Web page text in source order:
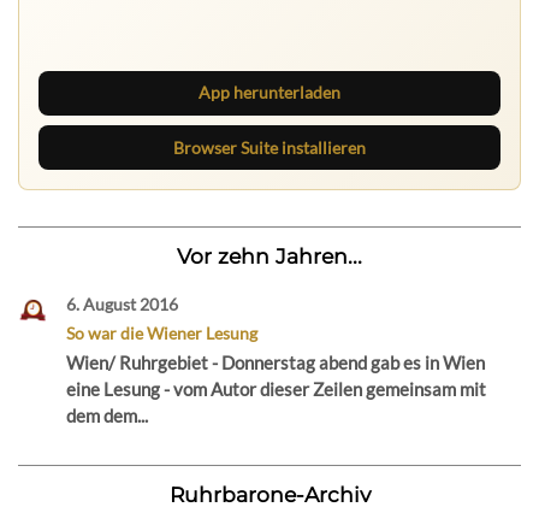
App herunterladen
Browser Suite installieren
Vor zehn Jahren...
6. August 2016
So war die Wiener Lesung
Wien/ Ruhrgebiet - Donnerstag abend gab es in Wien
eine Lesung - vom Autor dieser Zeilen gemeinsam mit
dem dem...
Ruhrbarone-Archiv